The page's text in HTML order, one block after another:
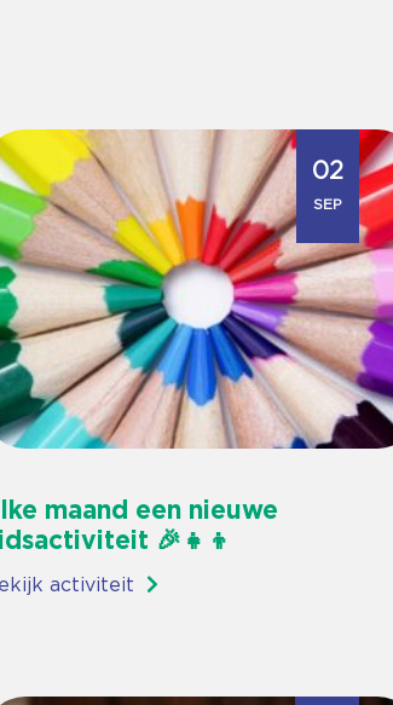
02
SEP
maand een nieuwe
🎉👧👦
activiteit